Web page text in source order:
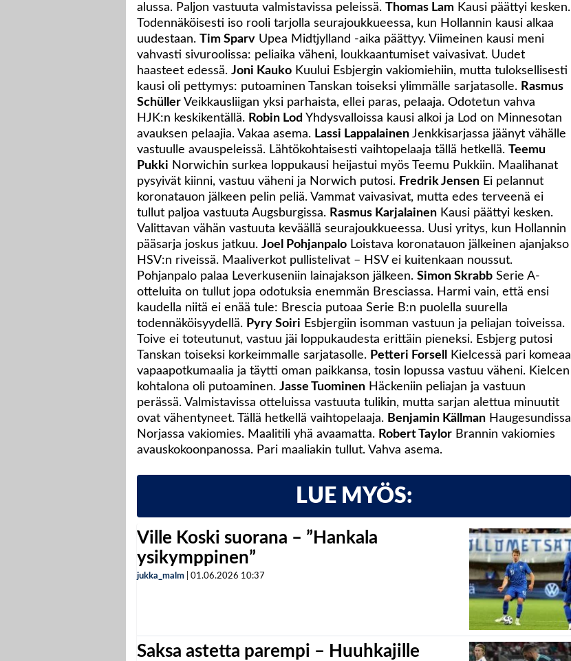
alussa. Paljon vastuuta valmistavissa peleissä. Thomas Lam Kausi päättyi kesken.
Todennäköisesti iso rooli tarjolla seurajoukkueessa, kun Hollannin kausi alkaa
uudestaan. Tim Sparv Upea Midtjylland -aika päättyy. Viimeinen kausi meni
vahvasti sivuroolissa: peliaika väheni, loukkaantumiset vaivasivat. Uudet
haasteet edessä. Joni Kauko Kuului Esbjergin vakiomiehiin, mutta tuloksellisesti
kausi oli pettymys: putoaminen Tanskan toiseksi ylimmälle sarjatasolle. Rasmus
Schüller Veikkausliigan yksi parhaista, ellei paras, pelaaja. Odotetun vahva
HJK:n keskikentällä. Robin Lod Yhdysvalloissa kausi alkoi ja Lod on Minnesotan
avauksen pelaajia. Vakaa asema. Lassi Lappalainen Jenkkisarjassa jäänyt vähälle
vastuulle avauspeleissä. Lähtökohtaisesti vaihtopelaaja tällä hetkellä. Teemu
Pukki Norwichin surkea loppukausi heijastui myös Teemu Pukkiin. Maalihanat
pysyivät kiinni, vastuu väheni ja Norwich putosi. Fredrik Jensen Ei pelannut
koronatauon jälkeen pelin peliä. Vammat vaivasivat, mutta edes terveenä ei
tullut paljoa vastuuta Augsburgissa. Rasmus Karjalainen Kausi päättyi kesken.
Valittavan vähän vastuuta keväällä seurajoukkueessa. Uusi yritys, kun Hollannin
pääsarja joskus jatkuu. Joel Pohjanpalo Loistava koronatauon jälkeinen ajanjakso
HSV:n riveissä. Maaliverkot pullistelivat – HSV ei kuitenkaan noussut.
Pohjanpalo palaa Leverkuseniin lainajakson jälkeen. Simon Skrabb Serie A-
otteluita on tullut jopa odotuksia enemmän Bresciassa. Harmi vain, että ensi
kaudella niitä ei enää tule: Brescia putoaa Serie B:n puolella suurella
todennäköisyydellä. Pyry Soiri Esbjergiin isomman vastuun ja peliajan toiveissa.
Toive ei toteutunut, vastuu jäi loppukaudesta erittäin pieneksi. Esbjerg putosi
Tanskan toiseksi korkeimmalle sarjatasolle. Petteri Forsell
Kielcessä pari komeaa
vapaapotkumaalia ja täytti oman paikkansa, tosin lopussa vastuu väheni. Kielcen
kohtalona oli putoaminen. Jasse Tuominen Häckeniin peliajan ja vastuun
perässä. Valmistavissa otteluissa vastuuta tulikin, mutta sarjan alettua minuutit
ovat vähentyneet. Tällä hetkellä vaihtopelaaja. Benjamin Källman Haugesundissa
Norjassa vakiomies. Maalitili yhä avaamatta. Robert Taylor Brannin vakiomies
avauskokoonpanossa. Pari maaliakin tullut. Vahva asema.
LUE MYÖS:
Ville Koski suorana – ”Hankala
ysikymppinen”
jukka_malm 01.06.2026 10:37
Saksa astetta parempi – Huuhkajille